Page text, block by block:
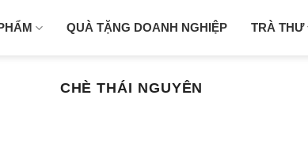
QUÀ TẶNG DOANH NGHIỆP TRÀ THƯ
CHÈ THÁI NGUYÊN